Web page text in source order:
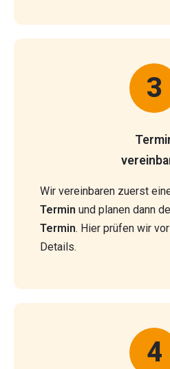
3
Wir vereinbaren zuerst
Termin und planen dann
Termin. Hier prüfen wir
Details.
4